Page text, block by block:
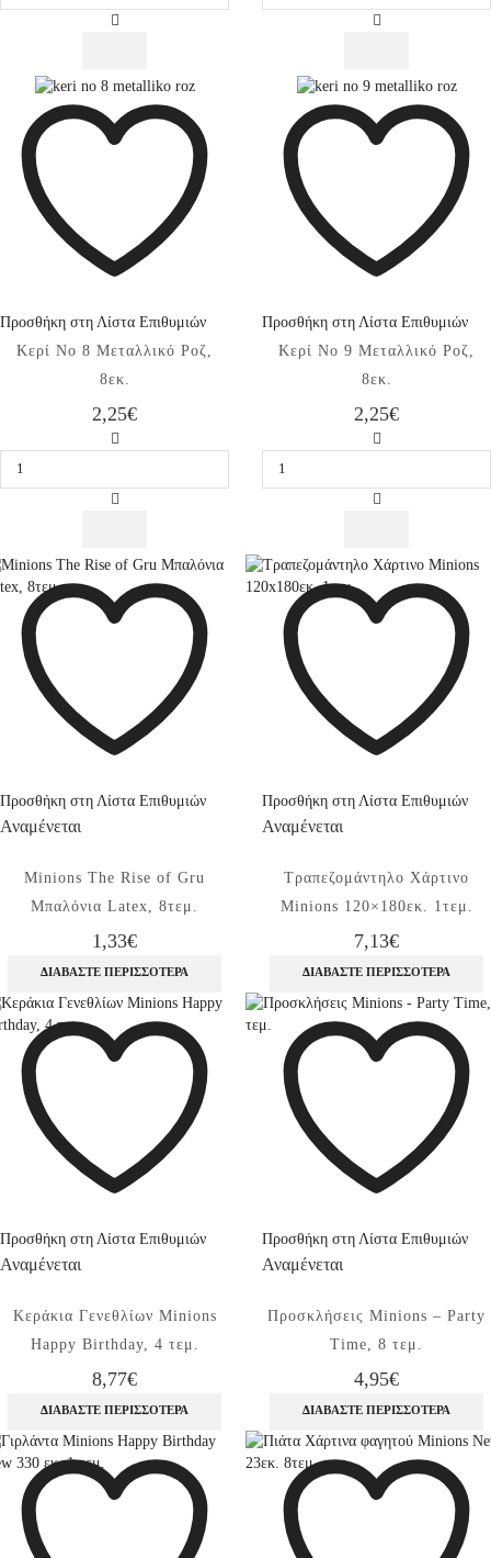
ποσότητα
ποσότητα
Προσθήκη στη Λίστα Επιθυμιών
Κερί No 8 Μεταλλικό Ροζ,
8εκ.
2,25€
ποσότητα
Προσθήκη στη Λίστα Επιθυμιών
Κερί No 9 Μεταλλικό Ροζ,
8εκ.
2,25€
ποσότητα
Προσθήκη στη Λίστα Επιθυμιών
Αναμένεται
Minions The Rise of Gru
Μπαλόνια Latex, 8τεμ.
1,33€
ΔΙΑΒΆΣΤΕ ΠΕΡΙΣΣΌΤΕΡΑ
Προσθήκη στη Λίστα Επιθυμιών
Αναμένεται
Τραπεζομάντηλο Χάρτινο
Minions 120×180εκ. 1τεμ.
7,13€
ΔΙΑΒΆΣΤΕ ΠΕΡΙΣΣΌΤΕΡΑ
Προσθήκη στη Λίστα Επιθυμιών
Αναμένεται
Κεράκια Γενεθλίων Minions
Happy Birthday, 4 τεμ.
8,77€
ΔΙΑΒΆΣΤΕ ΠΕΡΙΣΣΌΤΕΡΑ
Προσθήκη στη Λίστα Επιθυμιών
Αναμένεται
Προσκλήσεις Minions – Party
Time, 8 τεμ.
4,95€
ΔΙΑΒΆΣΤΕ ΠΕΡΙΣΣΌΤΕΡΑ